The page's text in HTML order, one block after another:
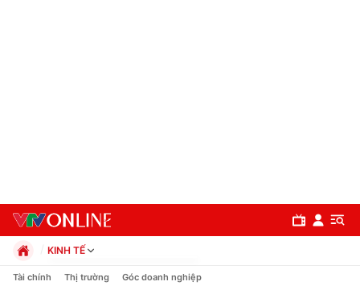
KINH TẾ
Chính trị
Tài chính Thị trường Góc doanh nghiệp